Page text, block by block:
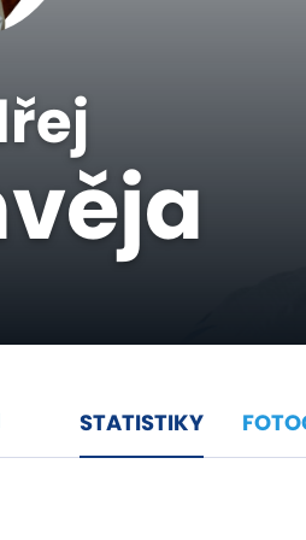
STATISTIKY